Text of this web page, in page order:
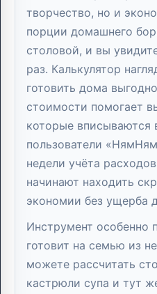
творчество, но и
порции домашнего
столовой, и вы
раз. Калькулятор
готовить дома
стоимости помогает
которые
пользователи
недели учёта
начинают находить
экономии без ущерба
Инструмент особенно
готовит на семью из
можете рассчитать
кастрюли супа и тут